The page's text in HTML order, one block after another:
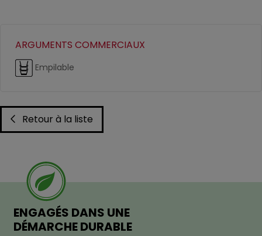
ARGUMENTS COMMERCIAUX
Empilable
Retour à la liste
ENGAGÉS DANS UNE
DÉMARCHE DURABLE